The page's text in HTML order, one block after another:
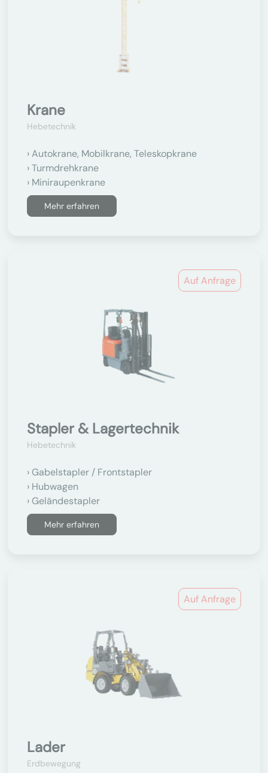
Krane
Hebetechnik
Autokrane, Mobilkrane, Teleskopkrane
Turmdrehkrane
Miniraupenkrane
Mehr erfahren
Auf Anfrage
Stapler & Lagertechnik
Hebetechnik
Gabelstapler / Frontstapler
Hubwagen
Geländestapler
Mehr erfahren
Auf Anfrage
Lader
Erdbewegung